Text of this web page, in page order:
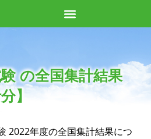
の全国集計結果
】
2022年度の全国集計結果につ